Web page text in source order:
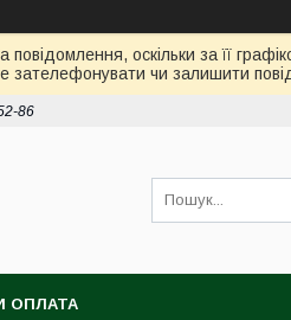
оскільки за її
зателефонувати чи залишити
86
ОПЛАТА